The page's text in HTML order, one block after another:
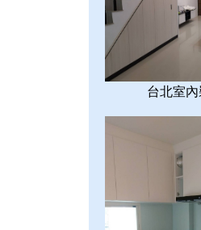
台北室